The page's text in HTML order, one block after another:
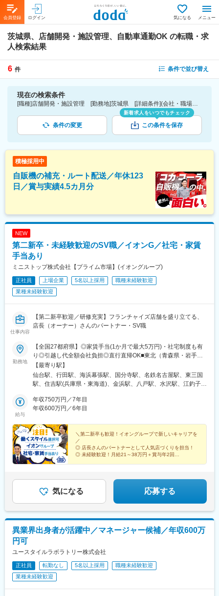
会員登録 ログイン 気になる メニュー
茨城県、店舗開発・施設管理、自動車通勤OK の転職・求
人検索結果
6 件 条件で並び替え
現在の検索条件
[職種]店舗開発・施設管理 [勤務地]茨城県 [詳細条件](会社・職場の環境)自動車通勤OK
条件の変更
新着求人をいつでもチェック
この条件を保存
積極採用中
自販機の補充・ルート配送／年休123
日／賞与実績4.5カ月分
NEW
第二新卒・未経験歓迎のSV職／イオンG／社宅・家賃
手当あり
ミニストップ株式会社【プライム市場】(イオングループ)
正社員 上場企業 5名以上採用
職種未経験歓迎
業種未経験歓迎
仕事内容
【第二新卒歓迎／研修充実】フランチャイズ店舗を盛り立てる、
店長（オーナー）さんのパートナー・SV職
勤務地
【全国27都府県】◎家賃手当(1か月で最大5万円)・社宅制度も有
り◎引越し代全額会社負担◎直行直帰OK■東北（青森県・岩手
県・宮城県・福島県）■関東（群馬県・茨城県・栃木県・埼玉県・
千葉県・東京都・神奈川県）■北陸（福井）■東海（静岡県・愛知
県・三重県・岐阜県）■関西（大阪府・兵庫県・滋賀県・京都府・
県・大分県）※Gコースの場合は転居を伴う異動・転勤がありま
す。※研修期間中は、希望を踏まえつつ以下のいずれかの教育店舗
目店（東京）・イオンタワー店（千葉県）・名古屋駅西店（愛知
県）・神戸住吉店（兵庫県）・大阪宮原5丁目店（大阪府）※受動
喫煙対策：就業時間内禁煙／敷地内禁煙※自動車通勤OK（店舗に
よる）★詳しい所在地は、当社HPをご覧ください（「会社概要」
欄にURLあり）。
【最寄り駅】
仙台駅、行田駅、海浜幕張駅、国分寺駅、名鉄名古屋駅、東三国
駅、住吉駅(兵庫県・東海道)、金浜駅、八戸駅、水沢駅、江釣子
峰駅、岩切駅、東新城駅、北白川駅、久田野駅、舞木駅、三春
駅、小野新町駅、泉駅(常磐線)、安子ケ島駅、植田駅(福島県)、白
(福島県)、庭坂駅、南福島駅、赤塚駅、竜ケ崎駅、安食駅、下総橘
駅、小絹駅、友部駅、野木駅、ひたち野うしく駅、研究学園駅、
鹿島神宮駅、つくば駅、岩間駅、田島駅、西那須野駅、小山駅、
自治医大駅、宇都宮大学陽東キャンパス駅、藪塚駅、細谷駅(群馬
県)、群馬総社駅、木崎駅、太田駅(群馬県)、岩宿駅、前橋駅、井
世良田駅、谷塚駅、越谷レイクタウン駅、和光市駅、新狭山駅、
新所沢駅、流山駅、東浦和駅、杉戸高野台駅、東岩槻駅、三郷中
央駅、西武球場前駅、羽生駅、霞ケ関駅(埼玉県)、川角駅、岡部
金駅、みどり台駅、常盤平駅、京成中山駅、検見川浜駅、芝山千
都)、武蔵新田駅、新大塚駅、代田橋駅、千川駅、小田急永山駅、
駅、小田急多摩センター駅、小台駅、祖師ケ谷大蔵駅、赤羽駅、
八王子駅、片倉駅、川崎大師駅、立場駅、中田駅(神奈川県)、相武
給与
年収750万円／7年目
年収600万円／6年目
＼第二新卒も歓迎！イオングループで新しいキャリアを
／
◎ 店長さんのパートナーとして人気店づくりを担当！
◎ 未経験歓迎！月給21～38万円＋賞与年2回
気になる 応募する
異業界出身者が活躍中／マネージャー候補／年収600万
円可
ユースタイルラボラトリー株式会社
正社員 転勤なし 5名以上採用
職種未経験歓迎
業種未経験歓迎